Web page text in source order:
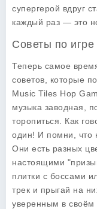
супергерой вдруг
каждый раз — это
Советы по игре
Теперь самое
советов , которые
Music Tiles Hop
музыка заводная,
торопиться. Как
один! И помни, что
Они есть разных
настоящими
плитки с боссами
трек и прыгай на
уверенным в